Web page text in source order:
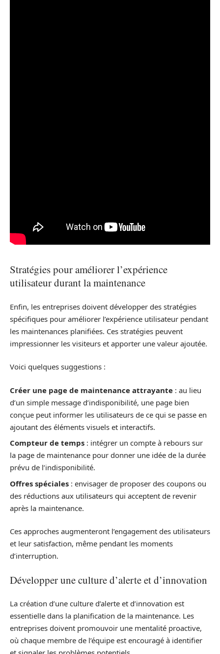
Stratégies pour améliorer l’expérience
utilisateur durant la maintenance
Enfin, les entreprises doivent développer des stratégies
spécifiques pour améliorer l’expérience utilisateur pendant
les maintenances planifiées. Ces stratégies peuvent
impressionner les visiteurs et apporter une valeur ajoutée.
Voici quelques suggestions :
Créer une page de maintenance attrayante : au lieu
d’un simple message d’indisponibilité, une page bien
conçue peut informer les utilisateurs de ce qui se passe en
ajoutant des éléments visuels et interactifs.
Compteur de temps : intégrer un compte à rebours sur
la page de maintenance pour donner une idée de la durée
prévu de l’indisponibilité.
Offres spéciales : envisager de proposer des coupons ou
des réductions aux utilisateurs qui acceptent de revenir
après la maintenance.
Ces approches augmenteront l’engagement des utilisateurs
et leur satisfaction, même pendant les moments
d’interruption.
Développer une culture d’alerte et d’innovation
La création d’une culture d’alerte et d’innovation est
essentielle dans la planification de la maintenance. Les
entreprises doivent promouvoir une mentalité proactive,
où chaque membre de l’équipe est encouragé à identifier